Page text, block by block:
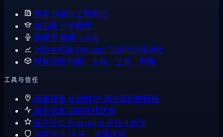
博客指南与工程笔记
知识库 分步教程
新闻室 新闻与公告
对比主机商 Cloudzy 与其他选择对比
所有资源指南、文档、工具、新闻
工具与信任
观看镜像 从你的 IP 测试我们的网络
服务状态 实时在线状态
客户评价 Trustpilot 评分 4.6/5
退款保证 14 天，无需理由